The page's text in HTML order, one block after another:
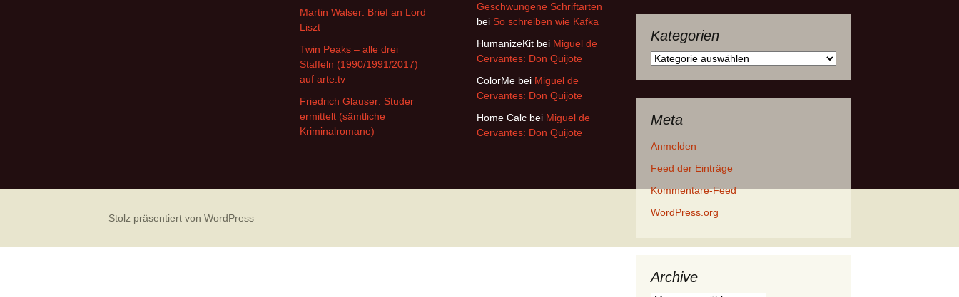
Kategorien
Kategorien
Meta
Anmelden
Feed der Einträge
Kommentare-Feed
WordPress.org
Archive
Martin Walser: Brief an Lord
Liszt
Twin Peaks – alle drei
Staffeln (1990/1991/2017)
auf arte.tv
Friedrich Glauser: Studer
ermittelt (sämtliche
Kriminalromane)
Geschwungene Schriftarten
bei So schreiben wie Kafka
HumanizeKit bei Miguel de
Cervantes: Don Quijote
ColorMe bei Miguel de
Cervantes: Don Quijote
Home Calc bei Miguel de
Cervantes: Don Quijote
Stolz präsentiert von WordPress